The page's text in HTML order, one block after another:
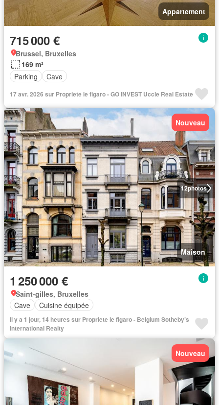
Appartement
715 000 €
Brussel, Bruxelles
169 m²
Parking
Cave
17 avr. 2026 sur Propriete le figaro - GO INVEST Uccle Real Estate
12photos
Nouveau
Maison
1 250 000 €
Saint-gilles, Bruxelles
Cave
Cuisine équipée
Il y a 1 jour, 14 heures sur Propriete le figaro - Belgium Sotheby’s
International Realty
Nouveau